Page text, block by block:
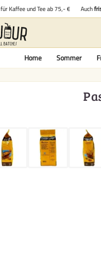
für Kaffee und Tee ab 75,- € Auch
Home Sommer